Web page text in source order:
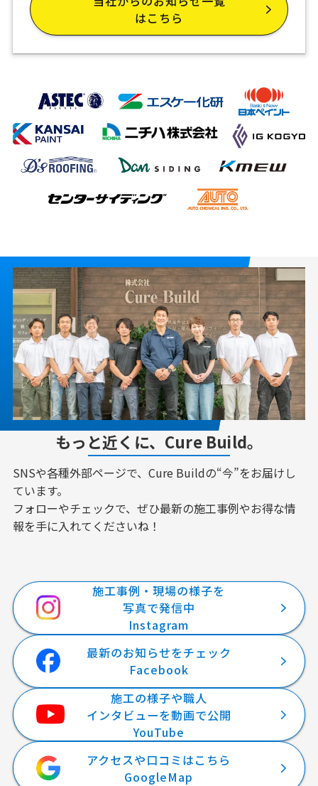
はこちら
もっと近くに、Cure Build。
SNSや各種外部ページで、Cure Buildの“今”をお届けし
ています。
フォローやチェックで、ぜひ最新の施工事例やお得な情
報を手に入れてくださいね！
施工事例・現場の様子を
写真で発信中
Instagram
最新のお知らせをチェック
Facebook
施工の様子や職人
インタビューを動画で公開
YouTube
アクセスや口コミはこちら
GoogleMap